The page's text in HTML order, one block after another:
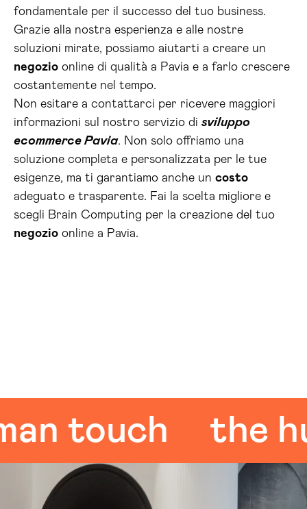
fondamentale per il successo del tuo business.
Grazie alla nostra esperienza e alle nostre
soluzioni mirate, possiamo aiutarti a creare un
negozio online di qualità a Pavia e a farlo crescere
costantemente nel tempo.
Non esitare a contattarci per ricevere maggiori
informazioni sul nostro servizio di sviluppo
ecommerce Pavia. Non solo offriamo una
soluzione completa e personalizzata per le tue
esigenze, ma ti garantiamo anche un costo
adeguato e trasparente. Fai la scelta migliore e
scegli Brain Computing per la creazione del tuo
negozio online a Pavia.
touch the